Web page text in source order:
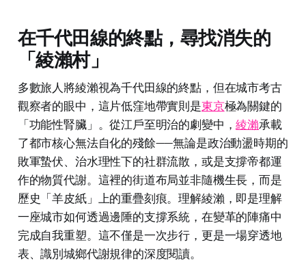
在千代田線的終點，尋找消失的
「綾瀨村」
多數旅人將綾瀨視為千代田線的終點，但在城市考古
觀察者的眼中，這片低窪地帶實則是東京極為關鍵的
「功能性腎臟」。從江戶至明治的劇變中，綾瀨承載
了都市核心無法自化的殘餘——無論是政治動盪時期的
敗軍蟄伏、治水理性下的社群流散，或是支撐帝都運
作的物質代謝。這裡的街道布局並非隨機生長，而是
歷史「羊皮紙」上的重疊刻痕。理解綾瀨，即是理解
一座城市如何透過邊陲的支撐系統，在變革的陣痛中
完成自我重塑。這不僅是一次步行，更是一場穿透地
表、識別城鄉代謝規律的深度閱讀。